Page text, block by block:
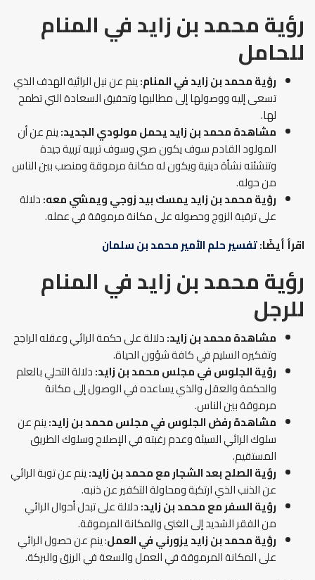
رؤية محمد بن زايد في المنام
للحامل
رؤية محمد بن زايد في المنام:ينم عن نيل الرائية الهدف الذي
تسعى إليه ووصولها إلى مطالبها وتحقيق السعادة التي تطمح
لها.
مشاهدة محمد بن زايد يحمل مولودي الجديد:ينم عن أن
المولود القادم سوف يكون صبي وسوف تربيه تربية جيدة
وتنشئته نشأة دينية ويكون له مكانة مرموقة ومنصب بين الناس
من حوله.
رؤية محمد بن زايد يمسك بيد زوجي ويمشي معه:دلالة
على ترقية الزوج وحصوله على مكانة مرموقة في عمله.
اقرأ أيضًا:تفسير حلم الأمير محمد بن سلمان
رؤية محمد بن زايد في المنام
للرجل
مشاهدة محمد بن زايد:دلالة على حكمة الرائي وعقله الراجح
وتفكيره السليم في كافة شؤون الحياة.
رؤية الجلوس في مجلس محمد بن زايد:دلالة التحلي بالعلم
والحكمة والعقل والذي يساعده في الوصول إلى مكانة
مرموقة بين الناس.
مشاهدة رفض الجلوس في مجلس محمد بن زايد:ينم عن
سلوك الرائي السيئة وعدم رغبته في الإصلاح وسلوك الطريق
المستقيم.
رؤية الصلح بعد الشجار مع محمد بن زايد:ينم عن توبة الرائي
عن الذنب الذي ارتكبة ومحاولة التكفير عن ذنبه.
رؤية السفر مع محمد بن زايد:دلالة على تبدل أحوال الرائي
من الفقر الشديد إلى الغنى والمكانة المرموقة.
رؤية محمد بن زايد يزورني في العمل: ينم عن حصول الرائي
على المكانة المرموقة في العمل والسعة في الرزق والبركة.